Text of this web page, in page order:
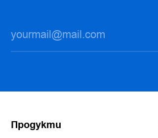
Продукти